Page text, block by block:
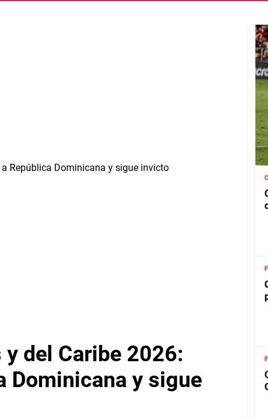
del Caribe 2026:
Dominicana y sigue